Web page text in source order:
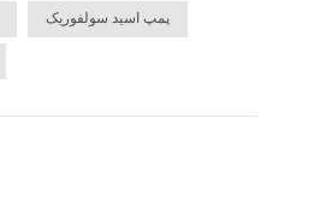
پمپ اسید سولفوریک